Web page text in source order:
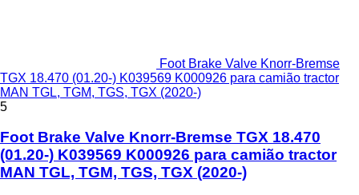
Foot Brake Valve Knorr-Bremse
TGX 18.470 (01.20-) K039569 K000926 para camião tractor
MAN TGL, TGM, TGS, TGX (2020-)
5
Foot Brake Valve Knorr-Bremse TGX 18.470
(01.20-) K039569 K000926 para camião tractor
MAN TGL, TGM, TGS, TGX (2020-)